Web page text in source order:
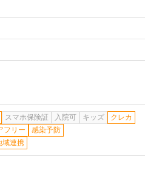
スマホ保険証 入院可 キッズ
クレカ
フリー
感染予防
域連携